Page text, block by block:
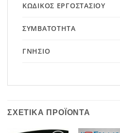
ΚΩΔΙΚΌΣ ΕΡΓΟΣΤΑΣΊΟΥ
ΣΥΜΒΑΤΌΤΗΤΑ
ΓΝΉΣΙΟ
ΣΧΕΤΙΚΆ ΠΡΟΪΌΝΤΑ